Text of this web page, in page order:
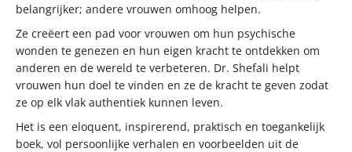
belangrijker; andere vrouwen omhoog helpen.
Ze creëert een pad voor vrouwen om hun psychische
wonden te genezen en hun eigen kracht te ontdekken om
anderen en de wereld te verbeteren. Dr. Shefali helpt
vrouwen hun doel te vinden en ze de kracht te geven zodat
ze op elk vlak authentiek kunnen leven.
Het is een eloquent, inspirerend, praktisch en toegankelijk
boek, vol persoonlijke verhalen en voorbeelden uit de